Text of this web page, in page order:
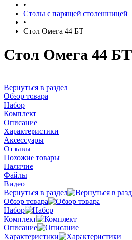
•
Столы с парящей столешницей
•
Стол Омега 44 БТ
Стол Омега 44 БТ
Вернуться в раздел
Обзор товара
Набор
Комплект
Описание
Характеристики
Аксессуары
Отзывы
Похожие товары
Наличие
Файлы
Видео
Вернуться в раздел
Обзор товара
Набор
Комплект
Описание
Характеристики